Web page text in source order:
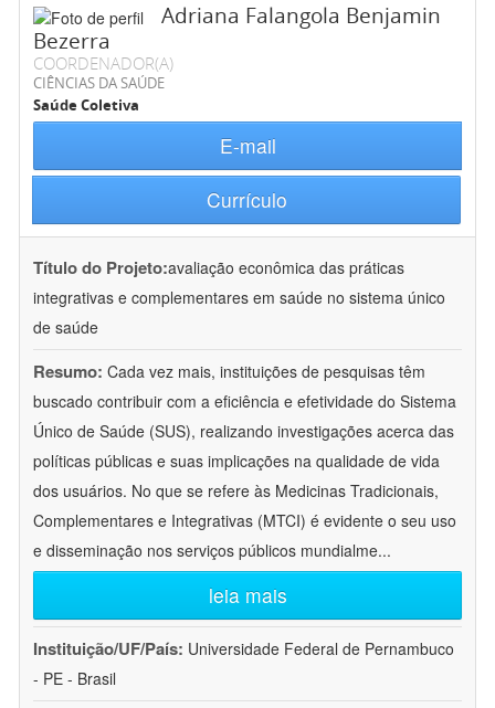
Adriana Falangola Benjamin
Bezerra
COORDENADOR(A)
CIÊNCIAS DA SAÚDE
Saúde Coletiva
E-mail
Currículo
Título do Projeto:avaliação econômica das práticas
integrativas e complementares em saúde no sistema único
de saúde
Resumo: Cada vez mais, instituições de pesquisas têm
buscado contribuir com a eficiência e efetividade do Sistema
Único de Saúde (SUS), realizando investigações acerca das
políticas públicas e suas implicações na qualidade de vida
dos usuários. No que se refere às Medicinas Tradicionais,
Complementares e Integrativas (MTCI) é evidente o seu uso
e disseminação nos serviços públicos mundialme...
leia mais
Instituição/UF/País: Universidade Federal de Pernambuco
- PE - Brasil